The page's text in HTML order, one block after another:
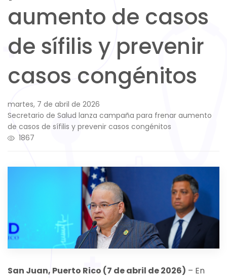
aumento de casos
de sífilis y prevenir
casos congénitos
martes, 7 de abril de 2026
Secretario de Salud lanza campaña para frenar aumento
de casos de sífilis y prevenir casos congénitos
1867
San Juan, Puerto Rico (7 de abril de 2026) – En